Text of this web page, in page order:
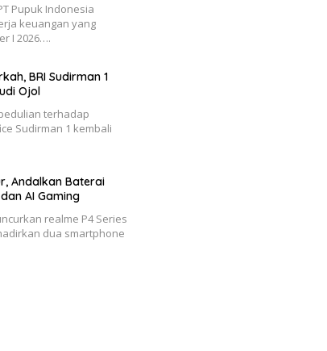
Pupuk Indonesia
keuangan yang
I 2026….
BRI Sudirman 1
Ojol
terhadap
Sudirman 1 kembali
Andalkan Baterai
AI Gaming
realme P4 Series
dua smartphone